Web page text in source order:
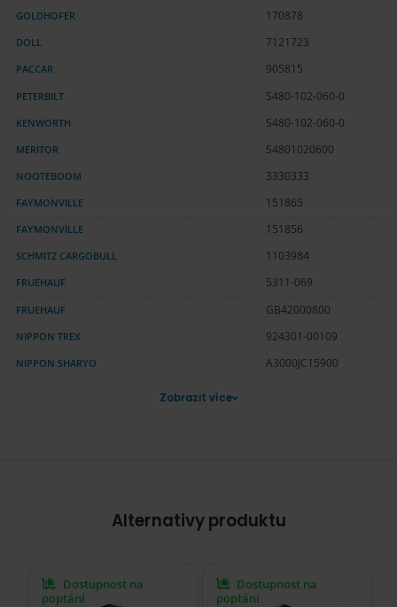
GOLDHOFER 170878
DOLL 7121723
PACCAR 905815
PETERBILT S480-102-060-0
KENWORTH S480-102-060-0
MERITOR S4801020600
NOOTEBOOM 3330333
FAYMONVILLE 151865
FAYMONVILLE 151856
SCHMITZ CARGOBULL 1103984
FRUEHAUF 5311-069
FRUEHAUF GB42000800
NIPPON TREX 924301-00109
NIPPON SHARYO A3000JC15900
Zobrazit více
Alternativy produktu
Dostupnost na
poptání
Dostupnost na
poptání